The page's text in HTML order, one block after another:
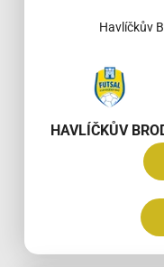
Havlíčkův
HAVLÍČKŮV